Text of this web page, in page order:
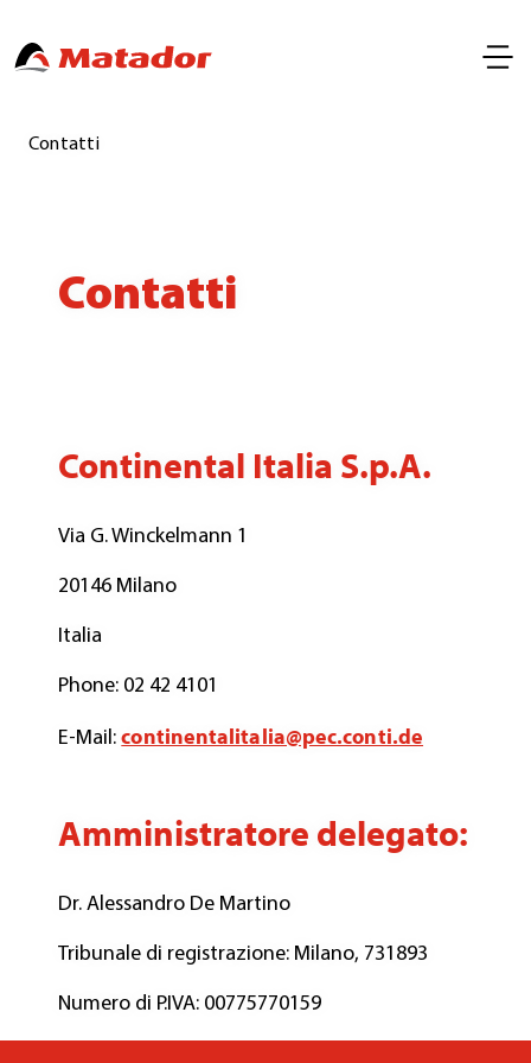
Contatti
Contatti
Continental Italia S.p.A.
Via G. Winckelmann 1
20146 Milano
Italia
Phone: 02 42 4101
E-Mail:continentalitalia@pec.conti.de
Amministratore delegato:
Dr. Alessandro De Martino
Tribunale di registrazione: Milano, 731893
Numero di P.IVA: 00775770159